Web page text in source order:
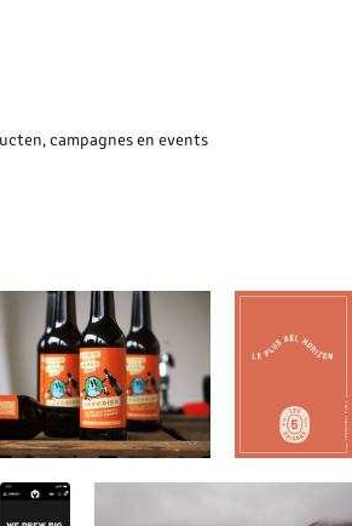
campagnes en events